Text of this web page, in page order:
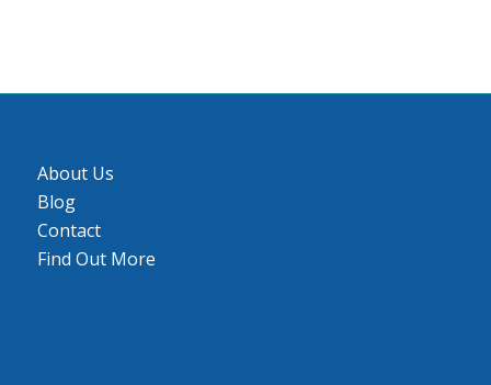
About Us
Blog
Contact
Find Out More